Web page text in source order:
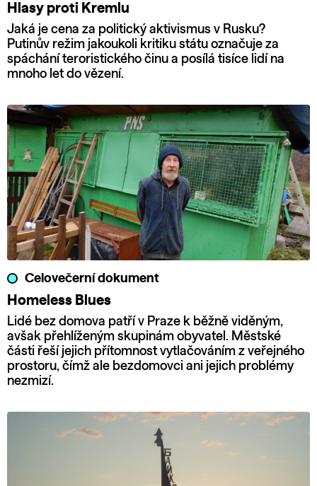
Hlasy proti Kremlu
Jaká je cena za politický aktivismus v Rusku?
Putinův režim jakoukoli kritiku státu označuje za
spáchání teroristického činu a posílá tisíce lidí na
mnoho let do vězení.
Celovečerní dokument
Homeless Blues
Lidé bez domova patří v Praze k běžně viděným,
avšak přehlíženým skupinám obyvatel. Městské
části řeší jejich přítomnost vytlačováním z veřejného
prostoru, čímž ale bezdomovci ani jejich problémy
nezmizí.